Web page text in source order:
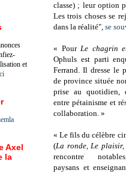
classe) ; leur option
Les trois choses se
dans la réalité", se
« PourLe chagrin
Ophuls est parti
Ferrand. Il dresse le
de province située
prise au quotidien,
entre pétainisme et
collaboration. »
« Le fils du célèbre
(La ronde, Le
rencontre
paysans et
et
Axel
la